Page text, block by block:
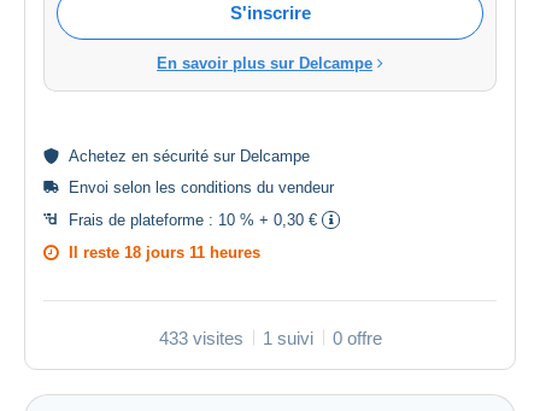
S'inscrire
En savoir plus sur Delcampe
Achetez en sécurité sur Delcampe
Envoi selon les conditions du vendeur
Frais de plateforme : 10 % + 0,30 €
Il reste 18 jours 11 heures
433 visites 1 suivi 0 offre